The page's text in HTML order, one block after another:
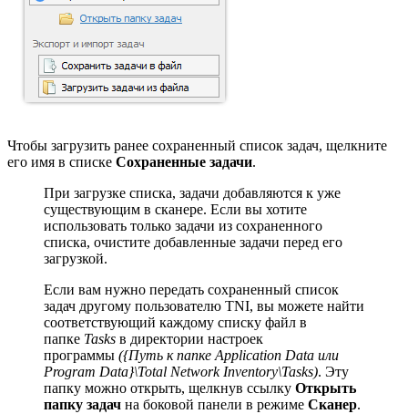
Чтобы загрузить ранее сохраненный список задач, щелкните
его имя в списке Сохраненные задачи.
При загрузке списка, задачи добавляются к уже
существующим в сканере. Если вы хотите
использовать только задачи из сохраненного
списка, очистите добавленные задачи перед его
загрузкой.
Если вам нужно передать сохраненный список
задач другому пользователю TNI, вы можете найти
соответствующий каждому списку файл в
папке Tasks в директории настроек
программы ({Путь к папке Application Data или
Program Data}\Total Network Inventory\Tasks). Эту
папку можно открыть, щелкнув ссылку Открыть
папку задач на боковой панели в режиме Сканер.